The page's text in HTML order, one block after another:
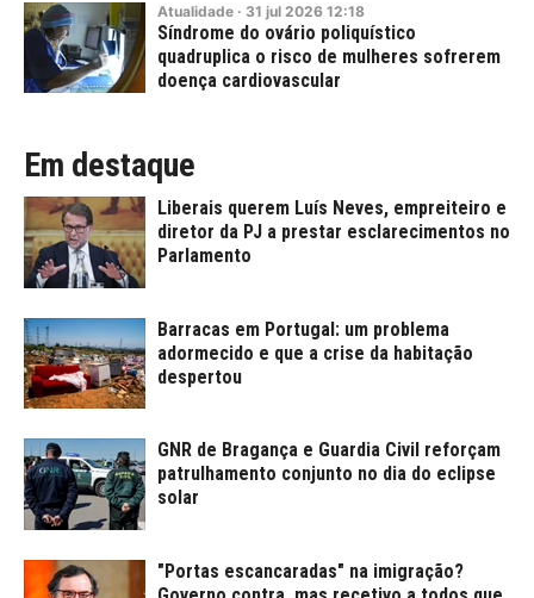
Atualidade · 31 jul 2026 12:18
Síndrome do ovário poliquístico
quadruplica o risco de mulheres sofrerem
doença cardiovascular
Em destaque
Liberais querem Luís Neves, empreiteiro e
diretor da PJ a prestar esclarecimentos no
Parlamento
Barracas em Portugal: um problema
adormecido e que a crise da habitação
despertou
GNR de Bragança e Guardia Civil reforçam
patrulhamento conjunto no dia do eclipse
solar
"Portas escancaradas" na imigração?